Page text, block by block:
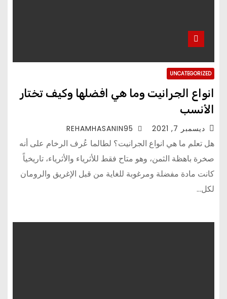
UNCATEGORIZED
انواع الجرانيت وما هي افضلها وكيف تختار
الأنسب
ديسمبر 7, 2021
هل تعلم ما هي انواع الجرانيت؟ لطالما عُرف الرخام على أنه
صخرة باهظة الثمن، وهو متاح فقط للأثرياء والأثرياء، تاريخياً
كانت مادة مفضلة ومرغوبة للغاية من قبل الإغريق والرومان
لكل…